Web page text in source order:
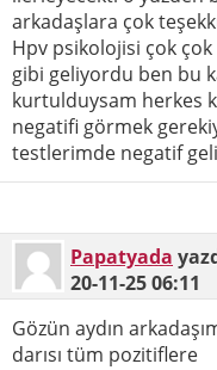
arkadaşlara çok
Hpv psikolojisi çok
gibi geliyordu ben bu
kurtulduysam herkes
negatifi görmek
testlerimde negatif
Papatyada
20-11-2506:11
Gözün aydın
darısı tüm pozitiflere